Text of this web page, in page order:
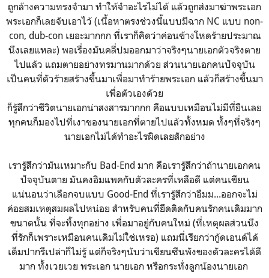
ถูกล้างความทรงจำมา ทำให้จำอะไรไม่ได้ แล้วถูกส่งมาฆ่าพระเอก
พระเอกก็เลยจับเอาไว้ (เนื้อหาตรงช่วงนี้แบบมีฉาก NC แบบ non-
con, dub-con เยอะมากกก ที่เราก็คิดว่าค่อนข้างโหดร้ายประมาณ
นึงเลยแหละ) พอเรื่องมันคลี่ปมออกมาว่าจริงๆนายเอกตัวจริงตาย
ไปแล้ว แถมตายอย่างทรมานมากด้วย ส่วนนายเอกคนปัจจุบัน
เป็นคนที่ตัวร้ายสร้างขึ้นมาเพื่อมาทำร้ายพระเอก แล้วก็สร้างขึ้นมา
เพื่อตัวเองด้วย
ก็รู้สึกว่าชีวิตนายเอกน่าสงสารมากกก คือแบบเหมือนไม่มีที่ยืนเลย
ทุกคนก็มองไปที่เงาของนายเอกที่ตายไปแล้วทั้งหมด ทั้งๆที่จริงๆ
นายเอกไม่ได้ทำอะไรผิดเลยสักอย่าง
เรารู้สึกว่ามันเหมาะกับ Bad-End มาก คือเรารู้สึกว่าถ้านายเอกคน
ปัจจุบันตาย มันคงอิมแพคกับตัวละครที่เหลือดี แต่คนเขียน
แน่นอนว่าเลือกจบแบบ Good-End ที่เรารู้สึกว่าอืมม...ออกจะไม่
ค่อยสมเหตุสมผลไปหน่อย สำหรับคนที่ยึดติดกับคนรักคนเดิมมาก
ขนาดนั้น ที่จะทิ้งทุกอย่าง เพื่อมาอยู่กับคนใหม่ (ที่เหตุผลส่วนนึง
ที่รักก็เพราะเหมือนคนเดิมไม่ใช่เหรอ) แถมนี่เรียกว่ากู้ดเอนด์ได้
เต็มปากรึเปล่าก็ไม่รู้ แต่ก็จริงๆนับว่าเขียนซีนพังของตัวละครได้ดี
มาก ทั้งเวยเวย พระเอก นายเอก หรือกระทั่งลูกน้องนายเอก